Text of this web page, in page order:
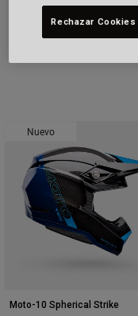
Nuevo
Moto-10 Spherical Strike
Rechazar